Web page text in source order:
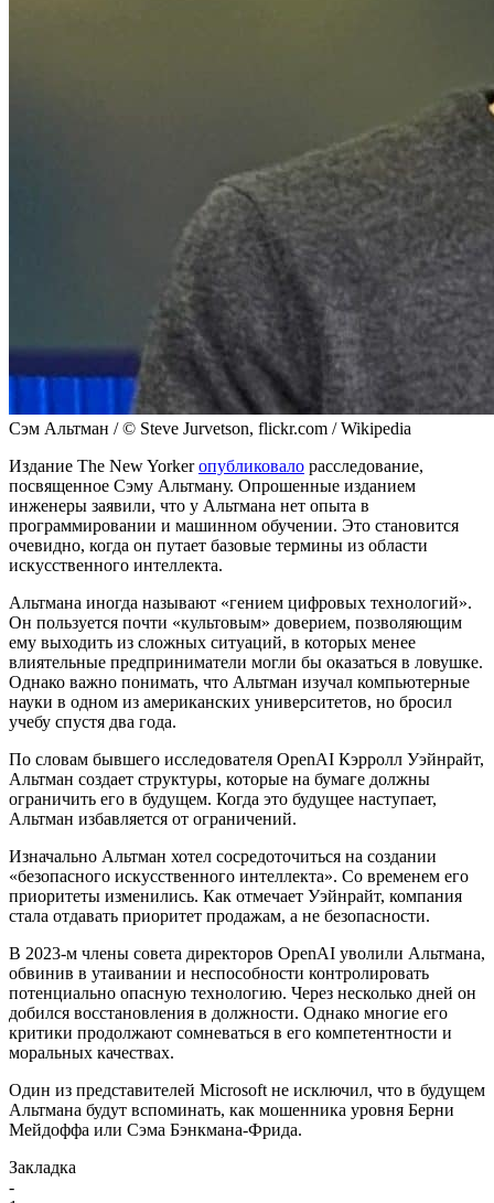
Сэм Альтман / © Steve Jurvetson, flickr.com / Wikipedia
Издание The New Yorkerопубликовало расследование,
посвященное Сэму Альтману. Опрошенные изданием
инженеры заявили, что у Альтмана нет опыта в
программировании и машинном обучении. Это становится
очевидно, когда он путает базовые термины из области
искусственного интеллекта.
Альтмана иногда называют «гением цифровых технологий».
Он пользуется почти «культовым» доверием, позволяющим
ему выходить из сложных ситуаций, в которых менее
влиятельные предприниматели могли бы оказаться в ловушке.
Однако важно понимать, что Альтман изучал компьютерные
науки в одном из американских университетов, но бросил
учебу спустя два года.
По словам бывшего исследователя OpenAI Кэрролл Уэйнрайт,
Альтман создает структуры, которые на бумаге должны
ограничить его в будущем. Когда это будущее наступает,
Альтман избавляется от ограничений.
Изначально Альтман хотел сосредоточиться на создании
«безопасного искусственного интеллекта». Со временем его
приоритеты изменились. Как отмечает Уэйнрайт, компания
стала отдавать приоритет продажам, а не безопасности.
В 2023-м члены совета директоров OpenAI уволили Альтмана,
обвинив в утаивании и неспособности контролировать
потенциально опасную технологию. Через несколько дней он
добился восстановления в должности. Однако многие его
критики продолжают сомневаться в его компетентности и
моральных качествах.
Один из представителей Microsoft не исключил, что в будущем
Альтмана будут вспоминать, как мошенника уровня Берни
Мейдоффа или Сэма Бэнкмана-Фрида.
Закладка
-